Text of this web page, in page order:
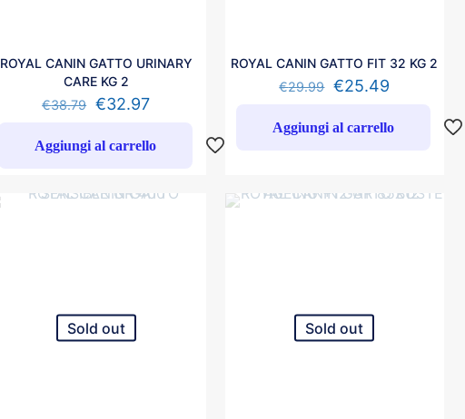
ROYAL CANIN GATTO URINARY
CARE KG 2
€38.79 €32.97
Aggiungi al carrello
ROYAL CANIN GATTO FIT 32 KG 2
€29.99 €25.49
Aggiungi al carrello
Sold out Sold out